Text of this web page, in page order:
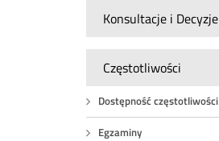
Konsultacje i Decyzje
Częstotliwości
Dostępność częstotliwości
Egzaminy